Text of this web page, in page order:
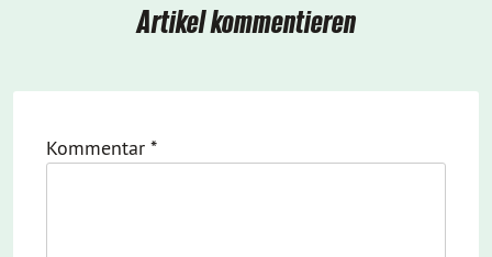
Artikel kommentieren
Kommentar *